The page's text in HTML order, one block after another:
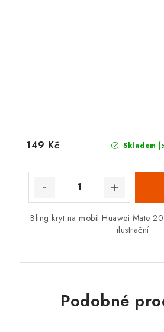
Skladem
149 Kč
Bling kryt na mobil Huawei Mate
ilustrační
Podobné